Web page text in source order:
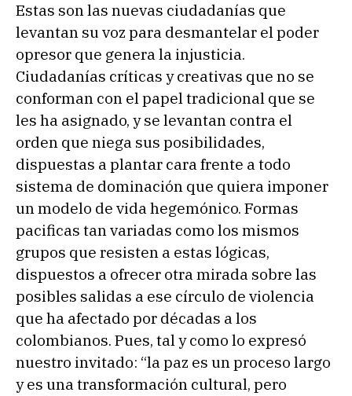
Estas son las nuevas ciudadanías que
levantan su voz para desmantelar el poder
opresor que genera la injusticia.
Ciudadanías críticas y creativas que no se
conforman con el papel tradicional que se
les ha asignado, y se levantan contra el
orden que niega sus posibilidades,
dispuestas a plantar cara frente a todo
sistema de dominación que quiera imponer
un modelo de vida hegemónico. Formas
pacificas tan variadas como los mismos
grupos que resisten a estas lógicas,
dispuestos a ofrecer otra mirada sobre las
posibles salidas a ese círculo de violencia
que ha afectado por décadas a los
colombianos. Pues, tal y como lo expresó
nuestro invitado: “la paz es un proceso largo
y es una transformación cultural, pero